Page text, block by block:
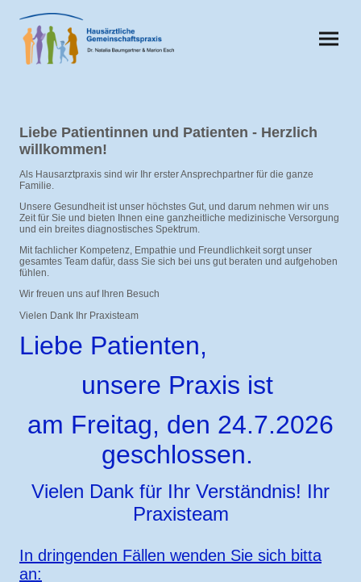
Liebe Patientinnen und Patienten - Herzlich
willkommen!
Als Hausarztpraxis sind wir Ihr erster Ansprechpartner für die ganze
Familie.
Unsere Gesundheit ist unser höchstes Gut, und darum nehmen wir uns
Zeit für Sie und bieten Ihnen eine ganzheitliche medizinische Versorgung
und ein breites diagnostisches Spektrum.
Mit fachlicher Kompetenz, Empathie und Freundlichkeit sorgt unser
gesamtes Team dafür, dass Sie sich bei uns gut beraten und aufgehoben
fühlen.
Wir freuen uns auf Ihren Besuch
Vielen Dank Ihr Praxisteam
Liebe Patienten,
unsere Praxis ist
am Freitag, den 24.7.2026
geschlossen.
Vielen Dank für Ihr Verständnis! Ihr
Praxisteam
In dringenden Fällen wenden Sie sich bitta
an: